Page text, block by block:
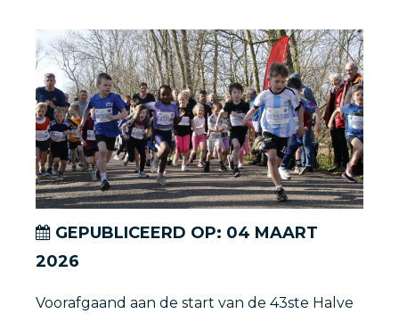
GEPUBLICEERD OP: 04 MAART
2026
Voorafgaand aan de start van de 43ste Halve